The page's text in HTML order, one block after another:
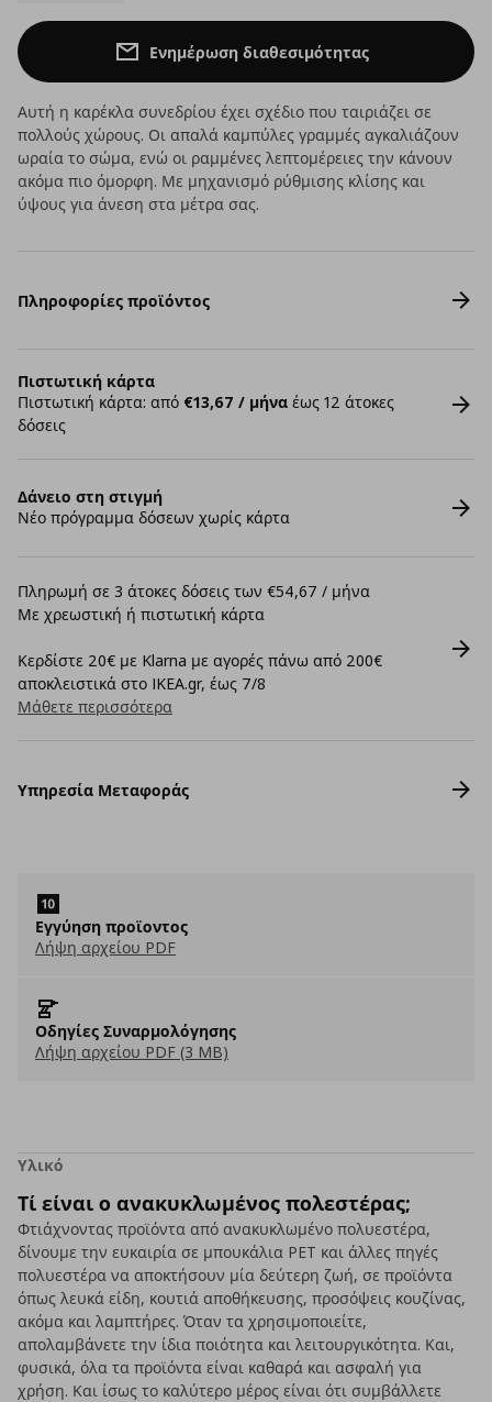
Ενημέρωση διαθεσιμότητας
Αυτή η καρέκλα συνεδρίου έχει σχέδιο που ταιριάζει σε
πολλούς χώρους. Οι απαλά καμπύλες γραμμές αγκαλιάζουν
ωραία το σώμα, ενώ οι ραμμένες λεπτομέρειες την κάνουν
ακόμα πιο όμορφη. Με μηχανισμό ρύθμισης κλίσης και
ύψους για άνεση στα μέτρα σας.
Πληροφορίες προϊόντος
Πιστωτική κάρτα
Πιστωτική κάρτα: από €13,67 / μήνα έως 12 άτοκες
δόσεις
Δάνειο στη στιγμή
Νέο πρόγραμμα δόσεων χωρίς κάρτα
Πληρωμή σε 3 άτοκες δόσεις των €54,67 / μήνα
Με χρεωστική ή πιστωτική κάρτα
Κερδίστε 20€ με Klarna με αγορές πάνω από 200€
αποκλειστικά στο IKEA.gr, έως 7/8
Μάθετε περισσότερα
Υπηρεσία Μεταφοράς
Εγγύηση προϊοντος
Λήψη αρχείου PDF
Οδηγίες Συναρμολόγησης
Λήψη αρχείου PDF (3 MB)
Υλικό
Τί είναι ο ανακυκλωμένος πολεστέρας;
Φτιάχνοντας προϊόντα από ανακυκλωμένο πολυεστέρα,
δίνουμε την ευκαιρία σε μπουκάλια PET και άλλες πηγές
πολυεστέρα να αποκτήσουν μία δεύτερη ζωή, σε προϊόντα
όπως λευκά είδη, κουτιά αποθήκευσης, προσόψεις κουζίνας,
ακόμα και λαμπτήρες. Όταν τα χρησιμοποιείτε,
απολαμβάνετε την ίδια ποιότητα και λειτουργικότητα. Και,
φυσικά, όλα τα προϊόντα είναι καθαρά και ασφαλή για
χρήση. Και ίσως το καλύτερο μέρος είναι ότι συμβάλλετε